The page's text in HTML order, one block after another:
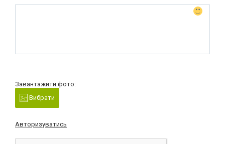
Завантажити фото:
Вибрати
Авторизуватись